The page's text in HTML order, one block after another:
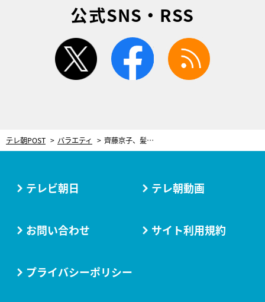
公式SNS・RSS
twitter facebook
テレ朝POST バラエティ 齊藤京子、髪バッサリで別人級イメチェン！大人の魅力に「素敵ですよ」と共演者も称賛
テレビ朝日 テレ朝動画
お問い合わせ サイト利用規約
プライバシーポリシー